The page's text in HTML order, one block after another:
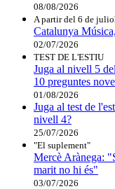
08/08/2026
A partir del 6 de
Catalunya
02/07/2026
TEST DE L'ESTIU
Juga al nivell 5
10 preguntes
01/08/2026
Juga al test de
nivell 4?
25/07/2026
"El suplement"
Mercè Arànega:
marit no hi és"
03/07/2026